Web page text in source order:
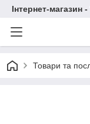
Інтернет-магазин
Товари та